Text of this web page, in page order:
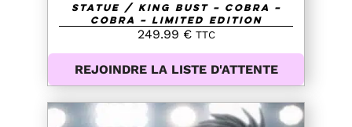
Statue / King Bust – Cobra –
Cobra – Limited Edition
249.99 € TTC
REJOINDRE LA LISTE D'ATTENTE